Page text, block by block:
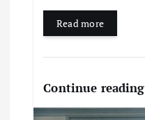
Read more
Continue reading